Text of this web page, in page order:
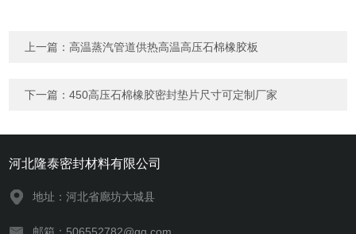
上一篇：高温蒸汽管道供热高温高压石棉橡胶板
下一篇：450高压石棉橡胶密封垫片尺寸可定制厂家
河北隆泰密封材料有限公司
地址：河北省廊坊大城县